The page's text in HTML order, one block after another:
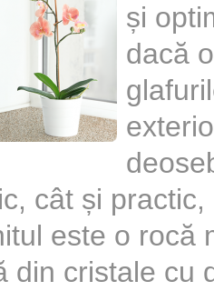
și
dacă
cât și
este o rocă
din cristale cu